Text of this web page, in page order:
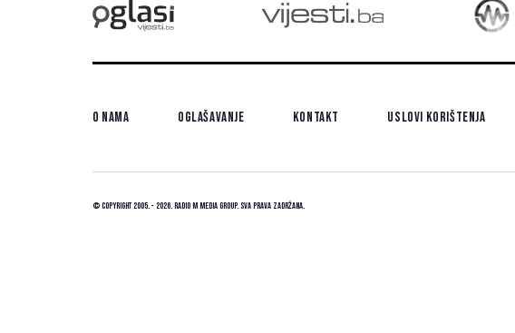
O nama Oglašavanje Kontakt Uslovi korištenja
© Copyright 2005. - 2026. Radio M Media Group.Sva prava zadržana.